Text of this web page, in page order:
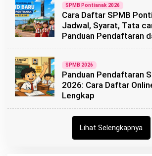
SPMB Pontianak 2026
Cara Daftar SPMB
Jadwal, Syarat, Tata
Panduan Pendaftaran
SPMB 2026
Panduan Pendaftaran
2026: Cara Daftar
Lengkap
Lihat Selengkapnya